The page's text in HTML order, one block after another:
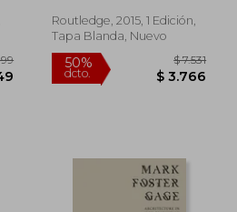
50%
Routledge, 2015, 1 Edición,
Tapa Blanda, Nuevo